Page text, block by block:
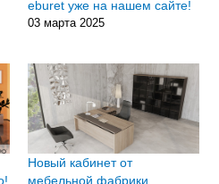
eburet уже на нашем сайте!
03 марта 2025
Новый кабинет от
мебельной фабрики